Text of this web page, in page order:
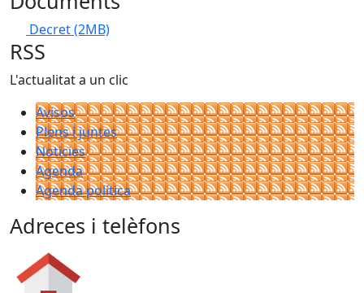
Decret(2MB)
RSS
L'actualitat a un clic
Avisos
Plens i juntes
Noticies
Agenda
Agenda política
Adreces i telèfons